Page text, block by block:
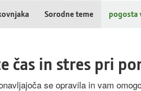
Sorodne teme pogosta
čas in stres pri
se opravila in vam